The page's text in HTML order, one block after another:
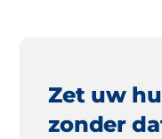
Zet uw
zonder